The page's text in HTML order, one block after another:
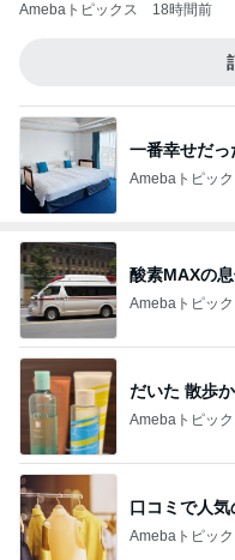
Amebaトピックス 18時間前
一番幸せだっ
Amebaトピッ
酸素MAXの
Amebaトピッ
だいた 散歩
Amebaトピッ
口コミで人
Amebaトピッ